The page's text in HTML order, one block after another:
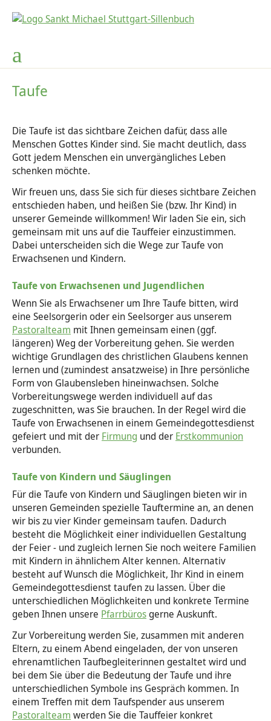
Taufe
Die Taufe ist das sichtbare Zeichen dafür, dass alle
Menschen Gottes Kinder sind. Sie macht deutlich, dass
Gott jedem Menschen ein unvergängliches Leben
schenken möchte.
Wir freuen uns, dass Sie sich für dieses sichtbare Zeichen
entschieden haben, und heißen Sie (bzw. Ihr Kind) in
unserer Gemeinde willkommen! Wir laden Sie ein, sich
gemeinsam mit uns auf die Tauffeier einzustimmen.
Dabei unterscheiden sich die Wege zur Taufe von
Erwachsenen und Kindern.
Taufe von Erwachsenen und Jugendlichen
Wenn Sie als Erwachsener um Ihre Taufe bitten, wird
eine Seelsorgerin oder ein Seelsorger aus unserem
Pastoralteam mit Ihnen gemeinsam einen (ggf.
längeren) Weg der Vorbereitung gehen. Sie werden
wichtige Grundlagen des christlichen Glaubens kennen
lernen und (zumindest ansatzweise) in Ihre persönliche
Form von Glaubensleben hineinwachsen. Solche
Vorbereitungswege werden individuell auf das
zugeschnitten, was Sie brauchen. In der Regel wird die
Taufe von Erwachsenen in einem Gemeindegottesdienst
gefeiert und mit der Firmung und der Erstkommunion
verbunden.
Taufe von Kindern und Säuglingen
Für die Taufe von Kindern und Säuglingen bieten wir in
unseren Gemeinden spezielle Tauftermine an, an denen
wir bis zu vier Kinder gemeinsam taufen. Dadurch
besteht die Möglichkeit einer individuellen Gestaltung
der Feier - und zugleich lernen Sie noch weitere Familien
mit Kindern in ähnlichem Alter kennen. Alternativ
besteht auf Wunsch die Möglichkeit, Ihr Kind in einem
Gemeindegottesdienst taufen zu lassen. Über die
unterschiedlichen Möglichkeiten und konkrete Termine
geben Ihnen unsere Pfarrbürosgerne Auskunft.
Zur Vorbereitung werden Sie, zusammen mit anderen
Eltern, zu einem Abend eingeladen, der von unseren
ehrenamtlichen Taufbegleiterinnen gestaltet wird und
bei dem Sie über die Bedeutung der Taufe und ihre
unterschiedlichen Symbole ins Gespräch kommen. In
einem Treffen mit dem Taufspender aus unserem
Pastoralteam werden Sie die Tauffeier konkret
Gottesdienste
Abendsegen
Gebet und Anbetung
Liturgische Dienste
Ministranten
Kontakte
Ansprechpartner auf einen Blick
Kontakt Nachbarschaftshilfe
Konvent der Anbetungsschwestern
Vermietung unserer Gemeinderäume
Gemeinde
Weltkirche
Maria 2.0
Kinder- und Straßenfest
Sankt Martin
Sternsinger
Yoga und Meditation
Kirchengemeinderat
Kinder- und Straßenfest
Soziales
Förderverein Wilde Alberta Heuriedbuch
Förderverein für soziale Aufgaben
Förderverein Mobile Jugendarbeit
Kindertagesstätten
Musik
Choralschola / Kantorendienst
Organistin / Chorleiterin
Bücherei
Leseförderung
Lesecafé
News
GKG Johannes XXIII.
Sillenbuch, St. Michael
Französisch-sprachige Gemeinde
Gesamtkirchengemeinde Johannes XXIII: